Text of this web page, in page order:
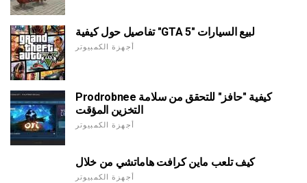
تفاصيل حول كيفية "GTA 5" لبيع السيارات
أجهزة الكمبيوتر
Prodrobnee كيفية "حافز" للتحقق من سلامة
التخزين المؤقت
أجهزة الكمبيوتر
كيف تلعب ماين كرافت هاماتشي من خلال
أجهزة الكمبيوتر